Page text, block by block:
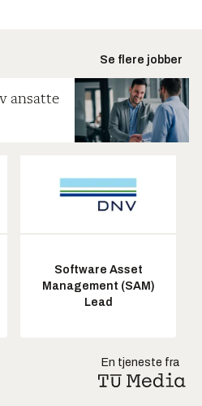
Se flere jobber
ansatte
Software Asset
Management (SAM)
Lead
En tjeneste fra